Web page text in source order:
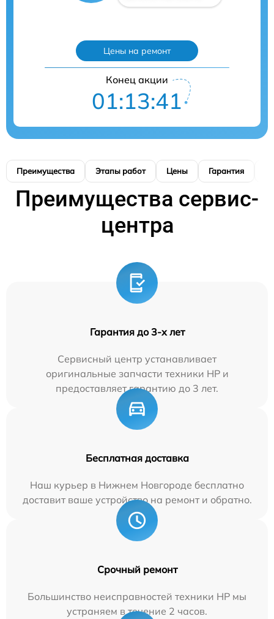
Цены на ремонт
Конец акции
01:13:40
Преимущества Этапы работ Цены Гарантия
Преимущества сервис-
центра
Гарантия до 3-х лет
Сервисный центр устанавливает
оригинальные запчасти техники HP и
предоставляет гарантию до 3 лет.
Бесплатная доставка
Наш курьер в Нижнем Новгороде бесплатно
доставит ваше устройство на ремонт и обратно.
Срочный ремонт
Большинство неисправностей техники HP мы
устраняем в течение 2 часов.